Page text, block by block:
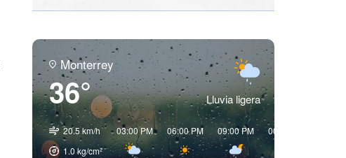
Monterrey
36° Lluvia ligera
20.5 km/h
1.0kg/cm²
03:00 PM 06:00 PM 09:00 PM 00:00 AM